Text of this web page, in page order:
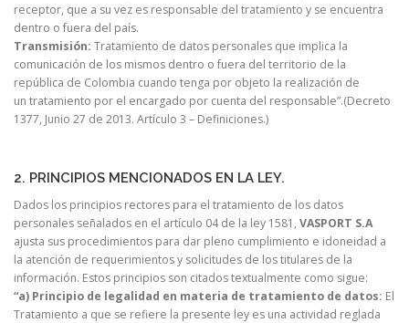
receptor, que a su vez es responsable del tratamiento y se encuentra
dentro o fuera del país.
Transmisión: Tratamiento de datos personales que implica la
comunicación de los mismos dentro o fuera del territorio de la
república de Colombia cuando tenga por objeto la realización de
un tratamiento por el encargado por cuenta del responsable”.(Decreto
1377, Junio 27 de 2013. Artículo 3 – Definiciones.)
2. PRINCIPIOS MENCIONADOS EN LA LEY.
Dados los principios rectores para el tratamiento de los datos
personales señalados en el artículo 04 de la ley 1581, VASPORT S.A
ajusta sus procedimientos para dar pleno cumplimiento e idoneidad a
la atención de requerimientos y solicitudes de los titulares de la
información. Estos principios son citados textualmente como sigue:
“a) Principio de legalidad en materia de tratamiento de datos: El
Tratamiento a que se refiere la presente ley es una actividad reglada